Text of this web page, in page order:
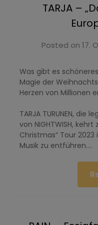
TARJA –
Posted on 17.
Was gibt es
Magie der
Herzen von Millionen
TARJA TURUNEN,
von NIGHTWISH,
Christmas“ Tour
Musik zu entführen….